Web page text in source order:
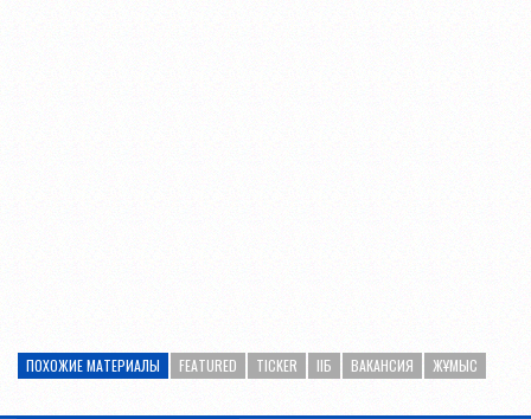
ПОХОЖИЕ МАТЕРИАЛЫ FEATURED TICKER ІІБ ВАКАНСИЯ ЖҰМЫС